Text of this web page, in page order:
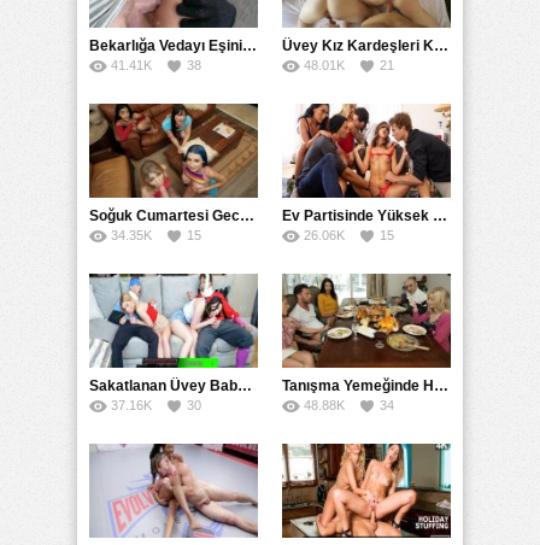
Bekarlığa Vedayı Eşinin Kuzenlerini Götten Sikerek Yaşadı
41.41K 38
Üvey Kız Kardeşleri Kostümle Korkutup Siken Sapık Kuzen
48.01K 21
Soğuk Cumartesi Gecesi Kuzenler Arası Grup Sikiş Isıtması
34.35K 15
Ev Partisinde Yüksek Dozajlı Toplu Sikiş Çılgınlığı
26.06K 15
Sakatlanan Üvey Babalarını Değişip Sikişerek İyileştiren Kızlar
37.16K 30
Tanışma Yemeğinde Hindi Yerine Damat Yarağı Yendi
48.88K 34